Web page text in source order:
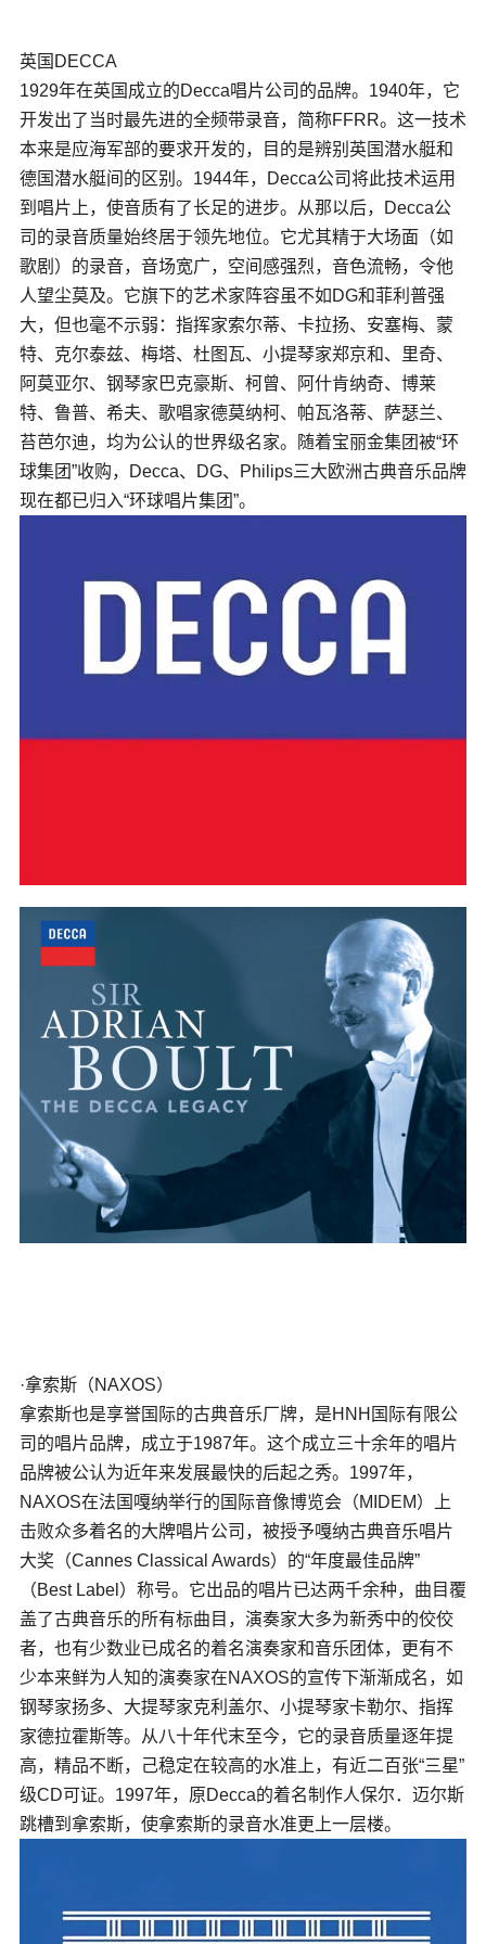
英国DECCA
1929年在英国成立的Decca唱片公司的品牌。1940年，它
开发出了当时最先进的全频带录音，简称FFRR。这一技术
本来是应海军部的要求开发的，目的是辨别英国潜水艇和
德国潜水艇间的区别。1944年，Decca公司将此技术运用
到唱片上，使音质有了长足的进步。从那以后，Decca公
司的录音质量始终居于领先地位。它尤其精于大场面（如
歌剧）的录音，音场宽广，空间感强烈，音色流畅，令他
人望尘莫及。它旗下的艺术家阵容虽不如DG和菲利普强
大，但也毫不示弱：指挥家索尔蒂、卡拉扬、安塞梅、蒙
特、克尔泰兹、梅塔、杜图瓦、小提琴家郑京和、里奇、
阿莫亚尔、钢琴家巴克豪斯、柯曾、阿什肯纳奇、博莱
特、鲁普、希夫、歌唱家德莫纳柯、帕瓦洛蒂、萨瑟兰、
苔芭尔迪，均为公认的世界级名家。随着宝丽金集团被“环
球集团”收购，Decca、DG、Philips三大欧洲古典音乐品牌
现在都已归入“环球唱片集团”。
·拿索斯（NAXOS）
拿索斯也是享誉国际的古典音乐厂牌，是HNH国际有限公
司的唱片品牌，成立于1987年。这个成立三十余年的唱片
品牌被公认为近年来发展最快的后起之秀。1997年，
NAXOS在法国嘎纳举行的国际音像博览会（MIDEM）上
击败众多着名的大牌唱片公司，被授予嘎纳古典音乐唱片
大奖（Cannes Classical Awards）的“年度最佳品牌”
（Best Label）称号。它出品的唱片已达两千余种，曲目覆
盖了古典音乐的所有标曲目，演奏家大多为新秀中的佼佼
者，也有少数业已成名的着名演奏家和音乐团体，更有不
少本来鲜为人知的演奏家在NAXOS的宣传下渐渐成名，如
钢琴家扬多、大提琴家克利盖尔、小提琴家卡勒尔、指挥
家德拉霍斯等。从八十年代末至今，它的录音质量逐年提
高，精品不断，己稳定在较高的水准上，有近二百张“三星”
级CD可证。1997年，原Decca的着名制作人保尔．迈尔斯
跳槽到拿索斯，使拿索斯的录音水准更上一层楼。